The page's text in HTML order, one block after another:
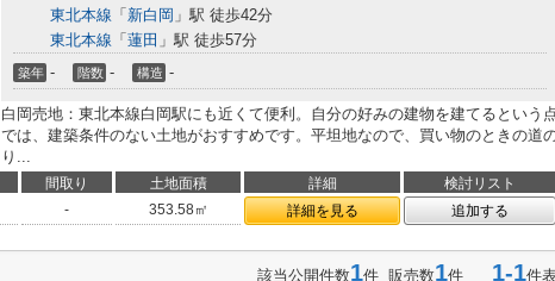
東北本線 「 新白岡 」駅 徒歩42分
東北本線 「 蓮田 」駅 徒歩57分
築年 - 階数 - 構造 -
白岡売地：東北本線白岡駅にも近くて便利。自分の好みの建物を建てるという
では、建築条件のない土地がおすすめです。平坦地なので、買い物のときの道
り...
間取り 土地面積 詳細
検討リスト
- 353.58㎡ 詳細を見る 追加する
該当公開件数1件 販売数1件 1-1件